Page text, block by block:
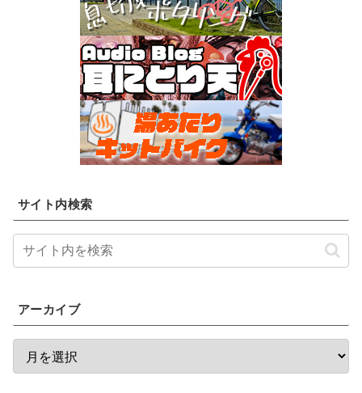
サイト内検索
アーカイブ